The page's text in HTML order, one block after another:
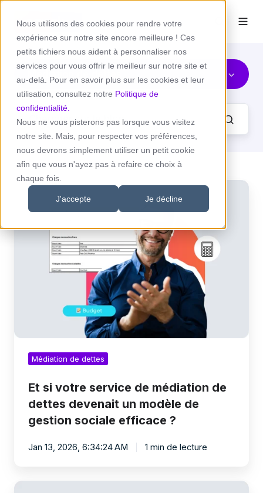
Nous utilisons des cookies pour rendre votre
expérience sur notre site encore meilleure ! Ces
petits fichiers nous aident à personnaliser nos
services pour vous offrir le meilleur sur notre site et
au-delà. Pour en savoir plus sur les cookies et leur
utilisation, consultez notre Politique de
confidentialité.
Nous ne vous pisterons pas lorsque vous visitez
notre site. Mais, pour respecter vos préférences,
nous devrons simplement utiliser un petit cookie
afin que vous n'ayez pas à refaire ce choix à
chaque fois.
J'accepte Je décline
Médiation de dettes
votre
de
médiation
sociale
efficace
Médiation de dettes
Et si votre service de médiation de
dettes devenait un modèle de
gestion sociale efficace ?
Jan 13, 2026, 6:34:24 AM 1 min de lecture
Suivi,